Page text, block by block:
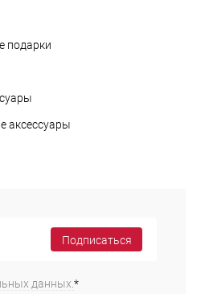
подарки
аксессуары
Подписаться
данных. *